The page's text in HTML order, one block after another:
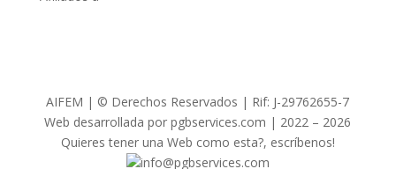
AIFEM | © Derechos Reservados | Rif: J-29762655-7
Web desarrollada por pgbservices.com | 2022 – 2026
Quieres tener una Web como esta?, escríbenos!
info@pgbservices.com